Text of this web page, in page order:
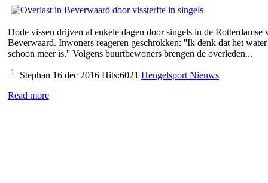
Dode vissen drijven al enkele dagen door singels in de Rotterdamse
Beverwaard. Inwoners reageren geschrokken: ''Ik denk dat het
schoon meer is.'' Volgens buurtbewoners brengen de overleden...
Stephan 16 dec 2016 Hits:6021 Hengelsport Nieuws
Read more